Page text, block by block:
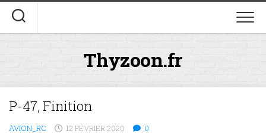
Skip
content
Thyzoon.fr
P-47, Finition
AVION_RC 12 FÉVRIER 2020 0